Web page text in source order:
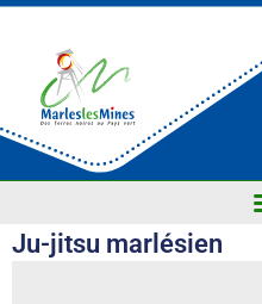
Ju-jitsu marlésien